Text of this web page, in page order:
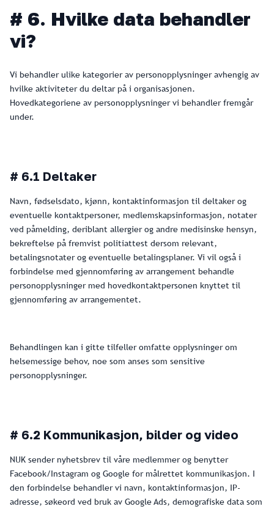
# 6. Hvilke data behandler
vi?
Vi behandler ulike kategorier av personopplysninger avhengig av
hvilke aktiviteter du deltar på i organisasjonen.
Hovedkategoriene av personopplysninger vi behandler fremgår
under.
# 6.1 Deltaker
Navn, fødselsdato, kjønn, kontaktinformasjon til deltaker og
eventuelle kontaktpersoner, medlemskapsinformasjon, notater
ved påmelding, deriblant allergier og andre medisinske hensyn,
bekreftelse på fremvist politiattest dersom relevant,
betalingsnotater og eventuelle betalingsplaner. Vi vil også i
forbindelse med gjennomføring av arrangement behandle
personopplysninger med hovedkontaktpersonen knyttet til
gjennomføring av arrangementet.
Behandlingen kan i gitte tilfeller omfatte opplysninger om
helsemessige behov, noe som anses som sensitive
personopplysninger.
# 6.2 Kommunikasjon, bilder og video
NUK sender nyhetsbrev til våre medlemmer og benytter
Facebook/Instagram og Google for målrettet kommunikasjon. I
den forbindelse behandler vi navn, kontaktinformasjon, IP-
adresse, søkeord ved bruk av Google Ads, demografiske data som